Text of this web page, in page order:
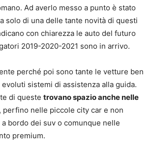
Ad averlo messo a punto è stato
solo di una delle tante novità di questi
con chiarezza le auto del futuro
2019-2020-2021 sono in arrivo.
perché poi sono tante le vetture ben
sistemi di assistenza alla guida.
di queste trovano spazio anche nelle
, perfino nelle piccole city car e non
bordo dei suv o comunque nelle
premium.